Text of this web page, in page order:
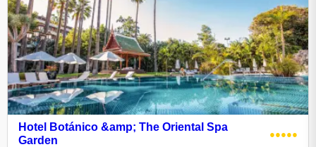
Hotel Botánico &amp; The Oriental Spa
Garden
●●●●●